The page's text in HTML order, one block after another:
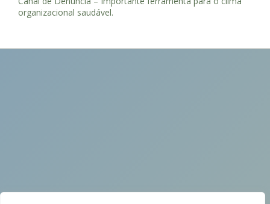
organizacional saudável.